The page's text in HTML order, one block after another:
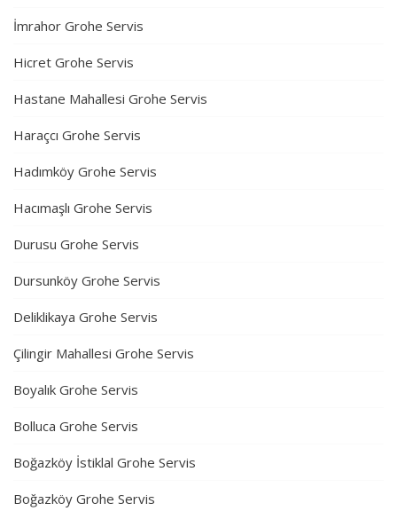
İmrahor Grohe Servis
Hicret Grohe Servis
Hastane Mahallesi Grohe Servis
Haraçcı Grohe Servis
Hadımköy Grohe Servis
Hacımaşlı Grohe Servis
Durusu Grohe Servis
Dursunköy Grohe Servis
Deliklikaya Grohe Servis
Çilingir Mahallesi Grohe Servis
Boyalık Grohe Servis
Bolluca Grohe Servis
Boğazköy İstiklal Grohe Servis
Boğazköy Grohe Servis